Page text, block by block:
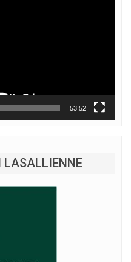
53:52
LASALLIENNE